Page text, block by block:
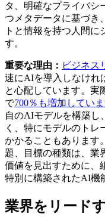
タ、明確なプライバシ
つメタデータに基づき
トと情報を持つ人間
す。
重要な理由： ビジネス
速にAIを導入しなけれ
と心配しています。実
で700％も増加してい
自のAIモデルを構築し
く、特にモデルのトレ
かかることもあります
題、目標の種類は、業
価値を見出すために、
特別に構築されたAI機
業界をリード